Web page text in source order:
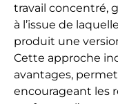
travail concentré,
à l’issue de
produit une
Cette approche
avantages,
encourageant les